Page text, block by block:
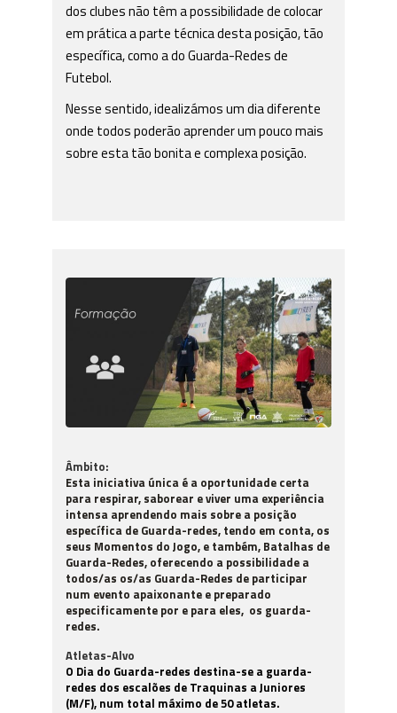
dos clubes não têm a possibilidade de colocar
em prática a parte técnica desta posição, tão
específica, como a do Guarda-Redes de
Futebol.
Nesse sentido, idealizámos um dia diferente
onde todos poderão aprender um pouco mais
sobre esta tão bonita e complexa posição.
Âmbito:
Esta iniciativa única é a oportunidade certa
para respirar, saborear e viver uma experiência
intensa aprendendo mais sobre a posição
específica de Guarda-redes, tendo em conta, os
seus Momentos do Jogo, e também, Batalhas de
Guarda-Redes, oferecendo a possibilidade a
todos/as os/as Guarda-Redes de participar
num evento apaixonante e preparado
especificamente por e para eles, os guarda-
redes.
Atletas-Alvo
O Dia do Guarda-redes destina-se a guarda-
redes dos escalões de Traquinas a Juniores
(M/F), num total máximo de 50 atletas.